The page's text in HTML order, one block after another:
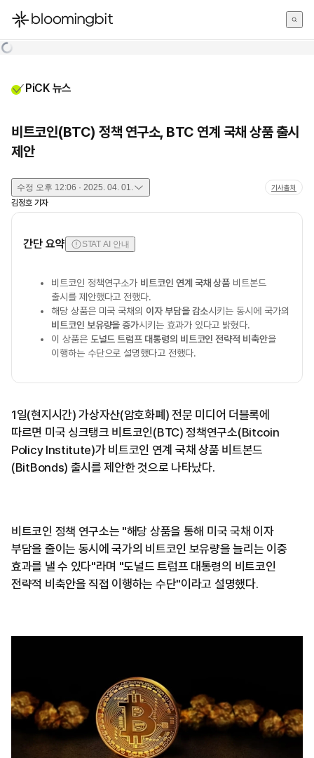
한국어
PiCK 뉴스
비트코인(BTC) 정책 연구소, BTC 연계 국채 상품 출시
제안
수정 오후 12:06 · 2025. 04. 01. 기사출처
김정호 기자
간단 요약 STAT AI 안내
비트코인 정책연구소가 비트코인 연계 국채 상품 비트본드
출시를 제안했다고 전했다.
해당 상품은 미국 국채의이자 부담을 감소시키는 동시에 국가의
비트코인 보유량을 증가시키는 효과가 있다고 밝혔다.
이 상품은 도널드 트럼프 대통령의 비트코인 전략적 비축안을
이행하는 수단으로 설명했다고 전했다.
1일(현지시간) 가상자산(암호화폐) 전문 미디어 더블록에
따르면 미국 싱크탱크 비트코인(BTC) 정책연구소(Bitcoin
Policy Institute)가 비트코인 연계 국채 상품 비트본드
(BitBonds) 출시를 제안한 것으로 나타났다.
비트코인 정책 연구소는 "해당 상품을 통해 미국 국채 이자
부담을 줄이는 동시에 국가의 비트코인 보유량을 늘리는 이중
효과를 낼 수 있다"라며 "도널드 트럼프 대통령의 비트코인
전략적 비축안을 직접 이행하는 수단"이라고 설명했다.